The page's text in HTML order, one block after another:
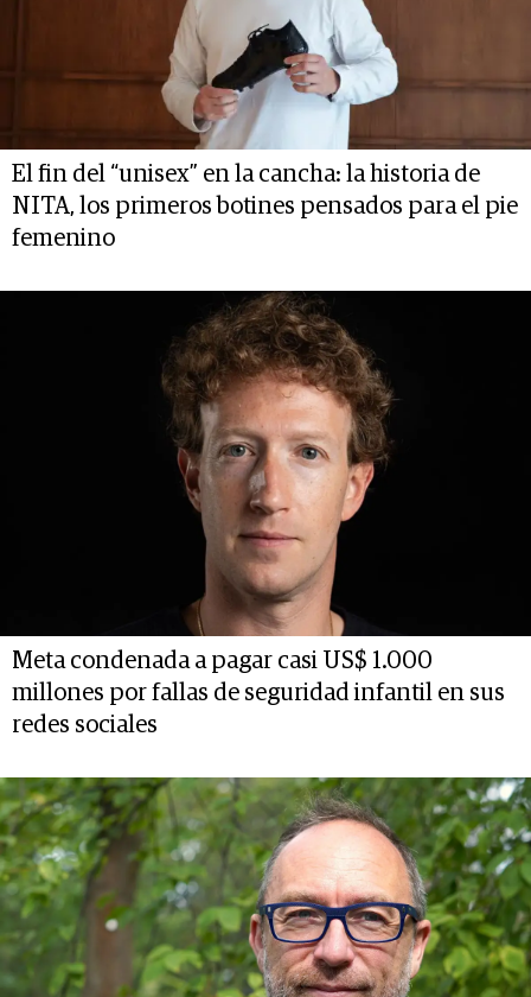
El fin del “unisex” en la cancha: la historia de
NITA, los primeros botines pensados para el pie
femenino
Meta condenada a pagar casi US$ 1.000
millones por fallas de seguridad infantil en sus
redes sociales